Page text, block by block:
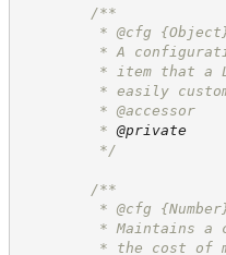
/**
* @cfg
* A configuration
* item that a List
* easily customize
* @accessor
* @private
*/
/**
* @cfg
* Maintains a cache
* the cost of